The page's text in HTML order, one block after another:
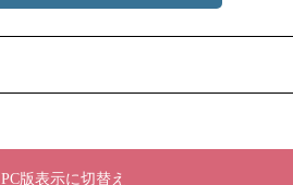
PC版表示に切替え